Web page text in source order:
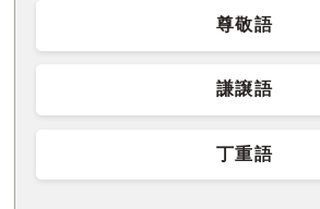
尊敬語
謙譲語
丁重語